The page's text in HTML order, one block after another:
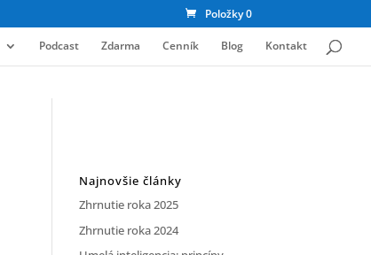
Položky 0
Podcast Zdarma Cenník Blog Kontakt
Najnovšie články
Zhrnutie roka 2025
Zhrnutie roka 2024